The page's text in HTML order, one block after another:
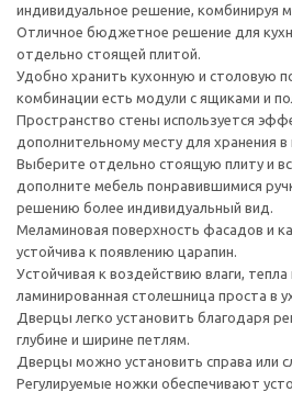
индивидуальное решение, комбинируя
Отличное бюджетное решение для
отдельно стоящей плитой.
Удобно хранить кухонную и столовую
комбинации есть модули с ящиками и
Пространство стены используется
дополнительному месту для хранения
Выберите отдельно стоящую плиту и
дополните мебель понравившимися
решению более индивидуальный вид.
Меламиновая поверхность фасадов и
устойчива к появлению царапин.
Устойчивая к воздействию влаги,
ламинированная столешница проста в
Дверцы легко установить благодаря
глубине и ширине петлям.
Дверцы можно установить справа или
Регулируемые ножки обеспечивают